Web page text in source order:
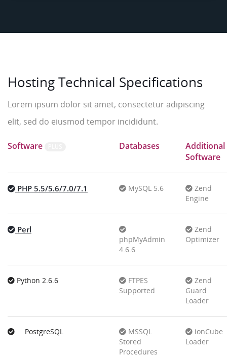
Hosting Technical Specifications
Lorem ipsum dolor sit amet, consectetur adipiscing
elit, sed do eiusmod tempor incididunt.
Software Databases
Additional
Software
PHP 5.5/5.6/7.0/7.1 MySQL 5.6
Zend
Engine
Perl
phpMyAdmin
4.6.6
Zend
Optimizer
Python 2.6.6
FTPES
Supported
Zend
Guard
Loader
PostgreSQL
MSSQL
Stored
Procedures
ionCube
Loader